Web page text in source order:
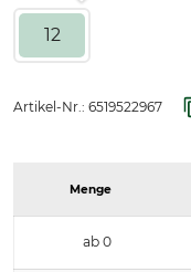
12
Artikel-Nr.: 6519522967
Menge
ab 0